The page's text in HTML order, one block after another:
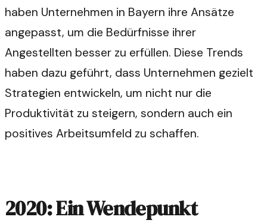
haben Unternehmen in Bayern ihre Ansätze
angepasst, um die Bedürfnisse ihrer
Angestellten besser zu erfüllen. Diese Trends
haben dazu geführt, dass Unternehmen gezielt
Strategien entwickeln, um nicht nur die
Produktivität zu steigern, sondern auch ein
positives Arbeitsumfeld zu schaffen.
2020: Ein Wendepunkt